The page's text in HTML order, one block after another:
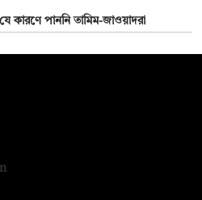
কারণে পাননি তামিম-জাওয়াদরা